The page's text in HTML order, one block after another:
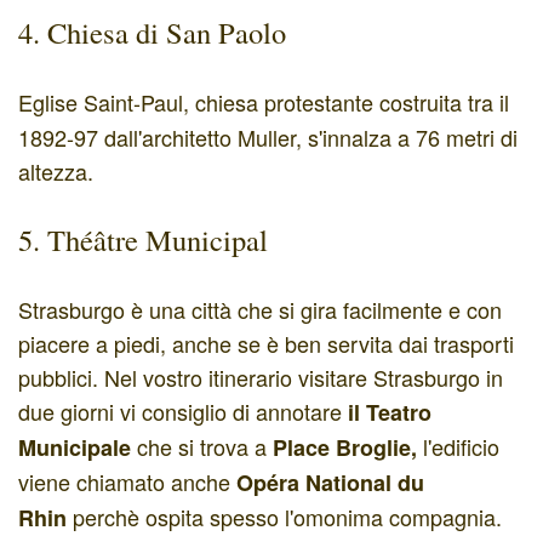
4. Chiesa di San Paolo
Eglise Saint-Paul, chiesa protestantecostruita tra il
1892-97 dall'architetto Muller, s'innalza a 76 metri di
altezza.
5. Théâtre Municipal
Strasburgo è una città che si gira facilmente e con
piacere a piedi, anche se è ben servita dai trasporti
pubblici. Nel vostro itinerario visitare Strasburgo in
due giorni vi consiglio di annotare il Teatro
Municipaleche si trova a Place Broglie, l'edificio
viene chiamato ancheOpéra National du
Rhin perchè ospita spesso l'omonima compagnia.